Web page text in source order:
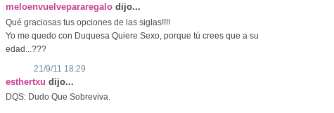
meloenvuelvepararegalo dijo...
Qué graciosas tus opciones de las siglas!!!!
Yo me quedo con Duquesa Quiere Sexo, porque tú crees que a su
edad...???
21/9/11 18:29
esthertxu dijo...
DQS: Dudo Que Sobreviva.